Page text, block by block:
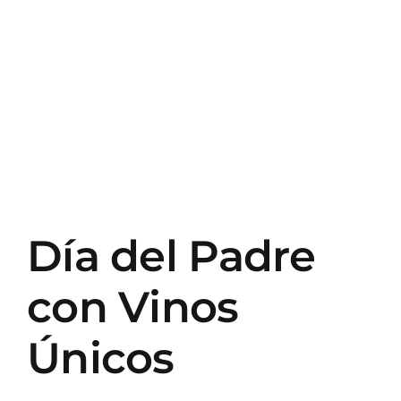
Día del Padre
con Vinos
Únicos